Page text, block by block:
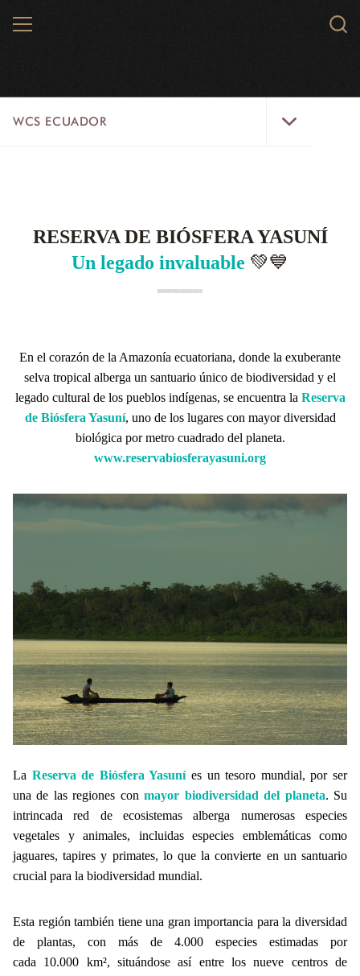
MENU
WCS ECUADOR
PAISAJES
SOLUCIONES
MECANISMO DE ATENCIÓN DE QUEJAS Y RECLAMOS
DONA
RESERVA DE BIÓSFERA YASUNÍ
Un legado invaluable 💚💙
En el corazón de la Amazonía ecuatoriana, donde la exuberante
selva tropical alberga un santuario único de biodiversidad y el
legado cultural de los pueblos indígenas, se encuentra la Reserva
de Biósfera Yasuní, uno de los lugares con mayor diversidad
biológica por metro cuadrado del planeta.
www.reservabiosferayasuni.org
La Reserva de Biósfera Yasuníes un tesoro mundial, por ser
una de las regiones conmayor biodiversidad del planeta. Su
intrincada red de ecosistemas alberga numerosas especies
vegetales y animales, incluidas especies emblemáticas como
jaguares, tapires y primates, lo que la convierte en un santuario
crucial para la biodiversidad mundial.
Esta región también tiene una gran importancia para la diversidad
de plantas, con más de 4.000 especies estimadas por
cada 10.000 km², situándose así entre los nueve centros de